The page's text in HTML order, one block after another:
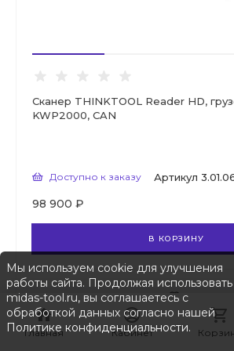
Главная Кабинет
Главная Кабинет
Сканер THINKTOOL Reader HD,
KWP2000, CAN
Доступно к заказу Артикул
98 900 ₽
В КОРЗИНУ
Мы используем cookie для улучшения
работы сайта. Продолжая использовать
midas-tool.ru, вы соглашаетесь с
обработкой данных согласно нашей
Политике конфиденциальности.